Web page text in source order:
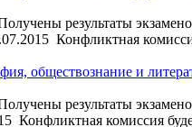
результаты
Конфликтная
обществознание и
результаты
Конфликтная комиссия